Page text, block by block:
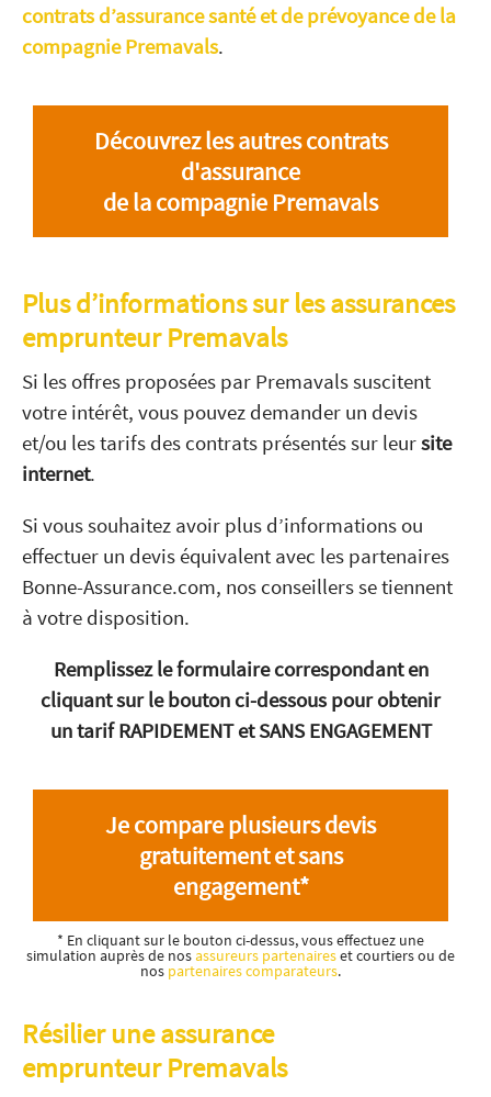
contrats d’assurance santé et de prévoyance de la
compagnie Premavals.
Découvrez les autres contrats
d'assurance
de la compagnie Premavals
Plus d’informations sur les assurances
emprunteur Premavals
Si les offres proposées par Premavals suscitent
votre intérêt, vous pouvez demander un devis
et/ou les tarifs des contrats présentés sur leursite
internet.
Si vous souhaitez avoir plus d’informations ou
effectuer un devis équivalent avec les partenaires
Bonne-Assurance.com, nos conseillers se tiennent
à votre disposition.
Remplissez le formulaire correspondant en
cliquant sur le bouton ci-dessous pour obtenir
un tarif RAPIDEMENT et SANS ENGAGEMENT
Je compare plusieurs devis
gratuitement et sans
engagement*
* En cliquant sur le bouton ci-dessus, vous effectuez une
simulation auprès de nosassureurs partenaireset courtiers ou de
nos partenaires comparateurs.
Résilier une assurance
emprunteur Premavals